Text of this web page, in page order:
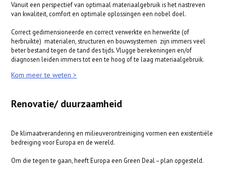
Vanuit een perspectief van optimaal materiaalgebruik is het nastreven
van kwaliteit, comfort en optimale oplossingen een nobel doel.
Correct gedimensioneerde en correct verwerkte en herwerkte (of
herbruikte) materialen, structuren en bouwsystemen zijn immers veel
beter bestand tegen de tand des tijds. Vlugge berekeningen en/of
diagnosen leiden immers tot een te hoog of te laag materiaalgebruik.
Kom meer te weten >
Renovatie/ duurzaamheid
De klimaatverandering en milieuverontreiniging vormen een existentiële
bedreiging voor Europa en de wereld.
Om die tegen te gaan, heeft Europa een Green Deal – plan opgesteld.